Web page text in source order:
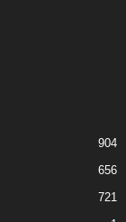
904
656
721